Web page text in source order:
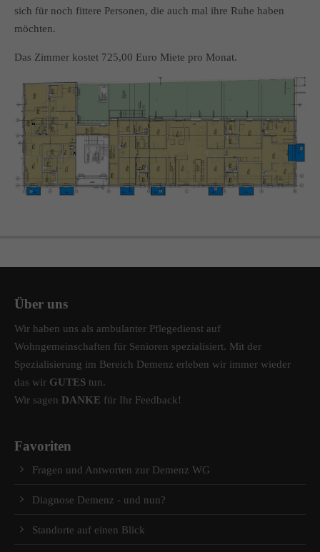
Sie haben Fragen?
Schreiben Sie uns per Email
info@amicus-pflege.de
sich für noch fittere Personen, die auch mal ihre Ruhe haben
möchten.
Das Zimmer kostet 725,00 Euro Miete pro Monat.
Über uns
Wir haben uns als ambulanter Pflegedienst auf
Wohngemeinschaften für Senioren spezialisiert. Mit der
Spezialisierung im Bereich Demenz erleben wir immer wieder
das wir GUTES tun.
Wir sagen DANKE für Ihr Feedback!
Favoriten
Fragen und Antworten zur Demenz WG
Diagnose Demenz - und nun?
Standorte auf einen Blick